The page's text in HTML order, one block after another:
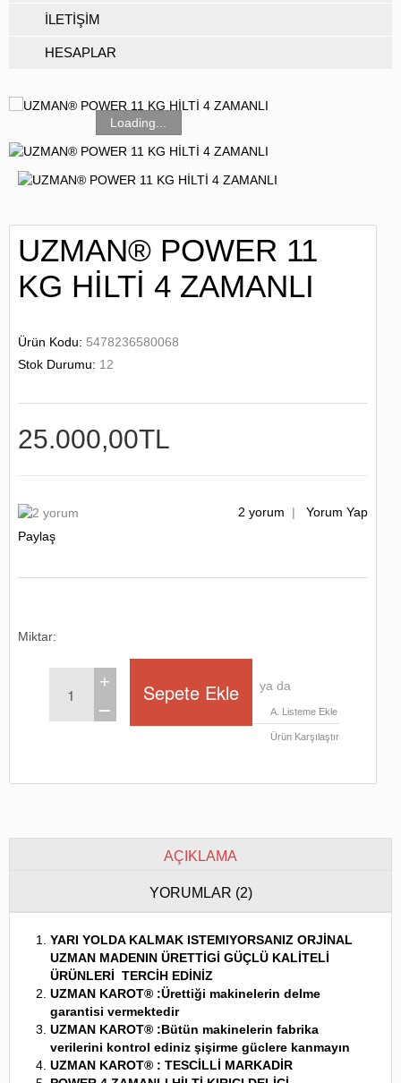
İLETİŞİM
HESAPLAR
Loading...
UZMAN® POWER 11
KG HİLTİ 4 ZAMANLI
Ürün Kodu: 5478236580068
Stok Durumu: 12
25.000,00TL
2 yorum |Yorum Yap
Paylaş
Miktar:
+
ــ
ya da
A. Listeme Ekle
Ürün Karşılaştır
AÇIKLAMA
YORUMLAR (2)
YARI YOLDA KALMAK ISTEMIYORSANIZ ORJİNAL
UZMAN MADENIN ÜRETTİGİ GÜÇLÜ KALİTELİ
ÜRÜNLERİ TERCİH EDİNİZ
UZMAN KAROT® :Ürettiği makinelerin delme
garantisi vermektedir
UZMAN KAROT® :Bütün makinelerin fabrika
verilerini kontrol ediniz şişirme güclere kanmayın
UZMAN KAROT® : TESCİLLİ MARKADİR